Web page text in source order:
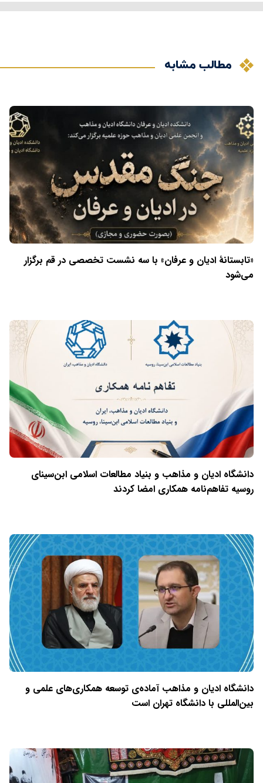
مطالب مشابه
«تابستانهٔ ادیان و عرفان» با سه نشست تخصصی در قم برگزار
می‌شود
دانشگاه ادیان و مذاهب و بنیاد مطالعات اسلامی ابن‌سینای
روسیه تفاهم‌نامه همکاری امضا کردند
دانشگاه ادیان و مذاهب آماده‌ی توسعه همکاری‌های علمی و
بین‌المللی با دانشگاه تهران است